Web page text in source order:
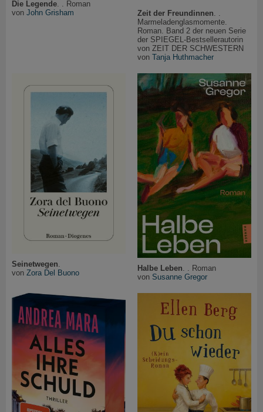
Die Legende . . Roman
von John Grisham Zeit der Freundinnen
Marmeladenglasmomente.
Roman. Band 2 der neuen Serie
der SPIEGEL-Bestsellerautorin
von ZEIT DER SCHWESTERN
von Tanja Huthmacher
Seinetwegen.
von Zora Del Buono
Halbe Leben . . Roman
von Susanne Gregor